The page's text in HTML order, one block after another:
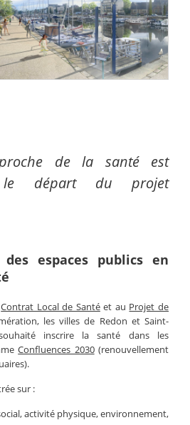
de la santé est
le départ du projet
des espaces publics en
Contrat Local de Santéet au Projet de
les villes de Redon et Saint-
inscrire la santé dans les
Confluences 2030(renouvellement
sur :
activité physique, environnement,